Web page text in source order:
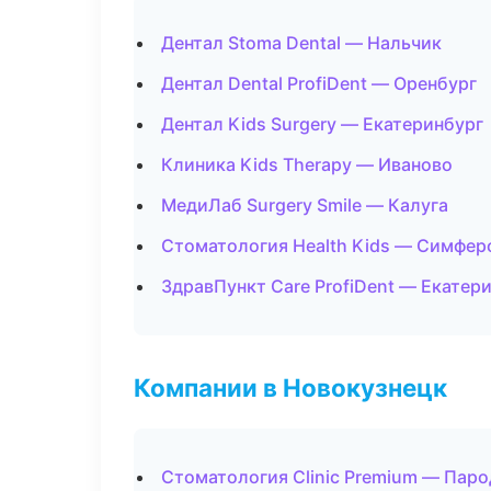
Дентал Stoma Dental — Нальчик
Дентал Dental ProfiDent — Оренбург
Дентал Kids Surgery — Екатеринбург
Клиника Kids Therapy — Иваново
МедиЛаб Surgery Smile — Калуга
Стоматология Health Kids —
ЗдравПункт Care ProfiDent —
Компании в Новокузнецк
Стоматология Clinic Premium —